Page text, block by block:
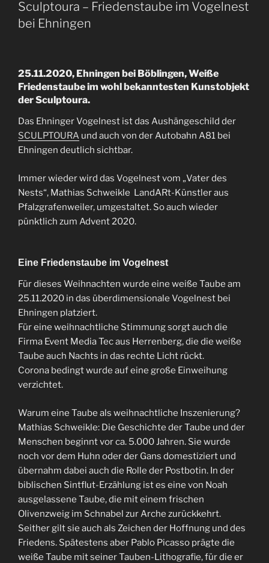
Sculptoura – Friedenstaube im Vogelnest
bei Ehningen
25.11.2020, Ehningen bei Böblingen, Weiße
Friedenstaube im wohl bekanntesten Kunstobjekt
der Sculptoura.
Das Ehninger Vogelnest ist das Aushängeschild der
SCULPTOURA und auch von der Autobahn A81 bei
Ehningen deutlich sichtbar.
Immer wieder wird das Vogelnest vom „Vater des
Nests“, Mathias Schweikle LandARt-Künstler aus
Pfalzgrafenweiler, umgestaltet. So auch wieder
pünktlich zum Advent 2020.
Eine Friedenstaube im Vogelnest
Für dieses Weihnachten wurde eine weiße Taube am
25.11.2020 in das überdimensionale Vogelnest bei
Ehningen platziert.
Für eine weihnachtliche Stimmung sorgt auch die
Firma Event Media Tec aus Herrenberg, die die weiße
Taube auch Nachts in das rechte Licht rückt.
Corona bedingt wurde auf eine große Einweihung
verzichtet.
Warum eine Taube als weihnachtliche Inszenierung?
Mathias Schweikle: Die Geschichte der Taube und der
Menschen beginnt vor ca. 5.000 Jahren. Sie wurde
noch vor dem Huhn oder der Gans domestiziert und
übernahm dabei auch die Rolle der Postbotin. In der
biblischen Sintflut-Erzählung ist es eine von Noah
ausgelassene Taube, die mit einem frischen
Olivenzweig im Schnabel zur Arche zurückkehrt.
Seither gilt sie auch als Zeichen der Hoffnung und des
Friedens. Spätestens aber Pablo Picasso prägte die
weiße Taube mit seiner Tauben-Lithografie, für die er